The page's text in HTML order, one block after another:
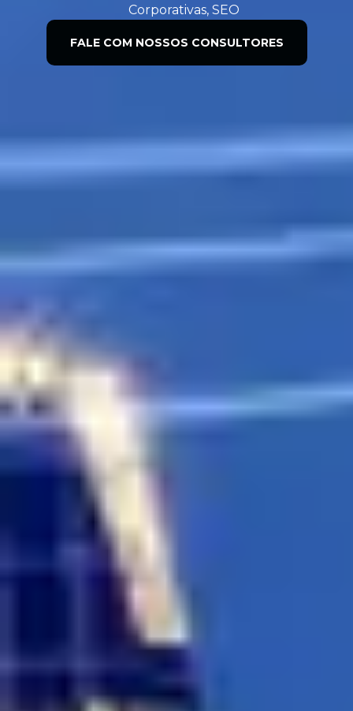
Corporativas, SEO
FALE COM NOSSOS CONSULTORES